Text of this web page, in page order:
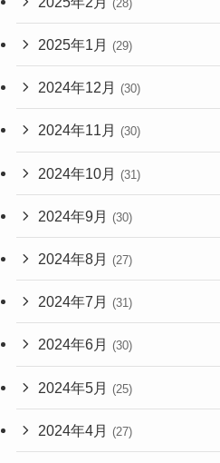
(28)
2025年1月 (29)
2024年12月 (30)
2024年11月 (30)
2024年10月 (31)
2024年9月 (30)
2024年8月 (27)
2024年7月 (31)
2024年6月 (30)
2024年5月 (25)
2024年4月 (27)